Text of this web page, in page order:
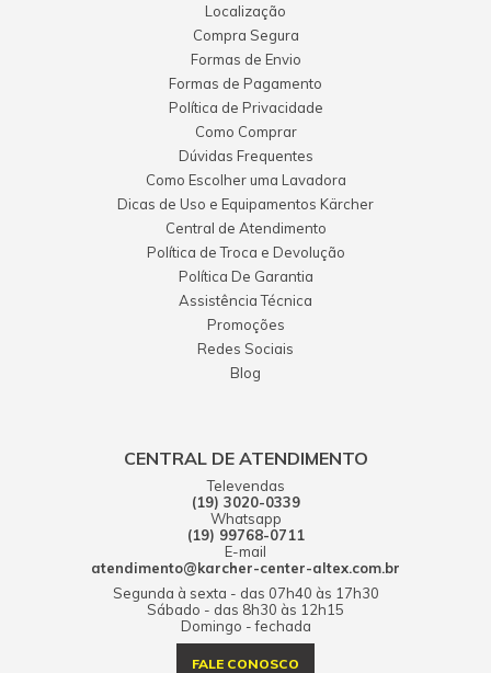
Localização
Compra Segura
Formas de Envio
Formas de Pagamento
Política de Privacidade
Como Comprar
Dúvidas Frequentes
Como Escolher uma Lavadora
Dicas de Uso e Equipamentos Kärcher
Central de Atendimento
Política de Troca e Devolução
Política De Garantia
Assistência Técnica
Promoções
Redes Sociais
Blog
CENTRAL DE ATENDIMENTO
Televendas
(19) 3020-0339
Whatsapp
(19) 99768-0711
E-mail
atendimento@karcher-center-altex.com.br
Segunda à sexta - das 07h40 às 17h30
Sábado - das 8h30 às 12h15
Domingo - fechada
FALE CONOSCO